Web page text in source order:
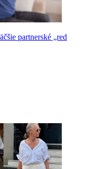
partnerské „red